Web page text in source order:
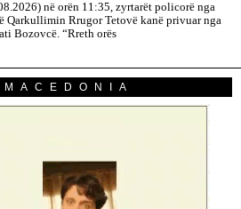
në orën 11:35, zyrtarët policorë nga
Qarkullimin Rrugor Tetovë kanë privuar nga
Bozovcë. “Rreth orës